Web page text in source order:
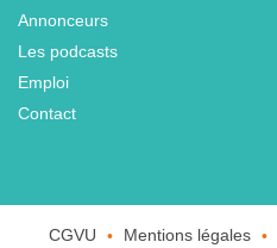
Annonceurs
Les podcasts
Emploi
Contact
CGVU Mentions légales